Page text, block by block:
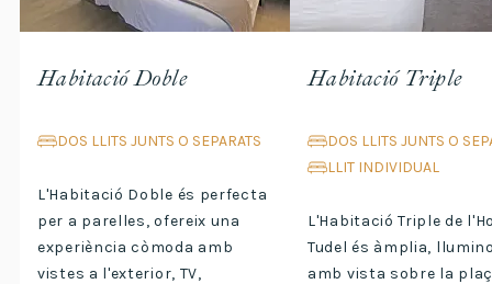
Habitació Doble
DOS LLITS JUNTS O SEPARATS
L'Habitació Doble és perfecta
per a parelles, ofereix una
experiència còmoda amb
vistes a l'exterior, TV,
Habitació Triple
DOS LLITS JUNTS O
LLIT INDIVIDUAL
L'Habitació Triple de
Tudel és àmplia,
amb vista sobre la